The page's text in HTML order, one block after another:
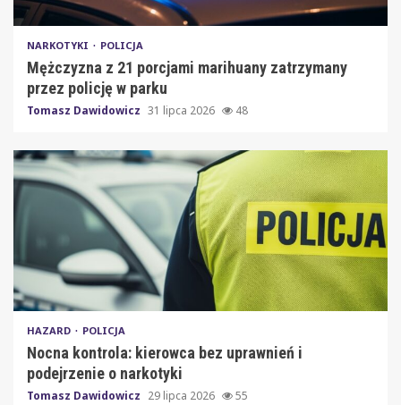
NARKOTYKI POLICJA
Mężczyzna z 21 porcjami marihuany zatrzymany
przez policję w parku
Tomasz Dawidowicz 31 lipca 2026 48
HAZARD POLICJA
Nocna kontrola: kierowca bez uprawnień i
podejrzenie o narkotyki
Tomasz Dawidowicz 29 lipca 2026 55